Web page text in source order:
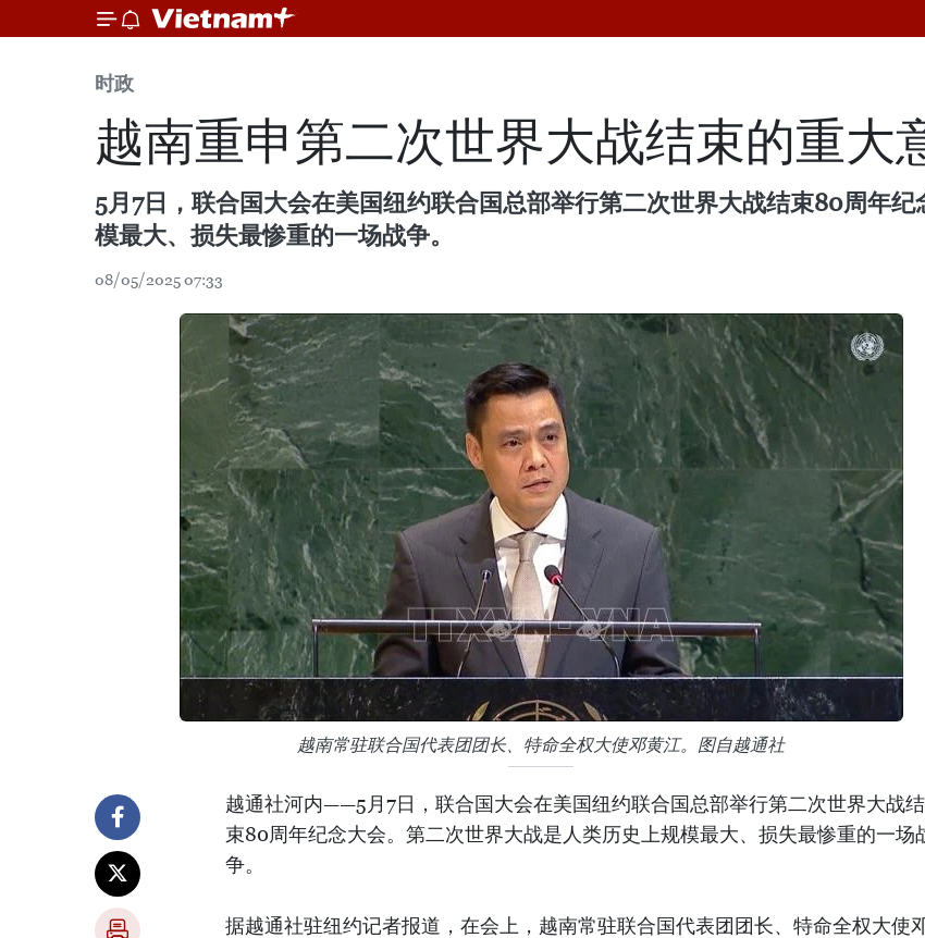
时政
越南重申第二次世界大战结束的重大
5月7日，联合国大会在美国纽约联合国总部举行第二次世界大战结束80周年
模最大、损失最惨重的一场战争。
08/05/2025 07:33
越南常驻联合国代表团团长、特命全权大使邓黄江。图自越通社
越通社河内——5月7日，联合国大会在美国纽约联合国总部举行第二次世界大战结
束80周年纪念大会。第二次世界大战是人类历史上规模最大、损失最惨重的一场
争。
据越通社驻纽约记者报道，在会上，越南常驻联合国代表团团长、特命全权大使